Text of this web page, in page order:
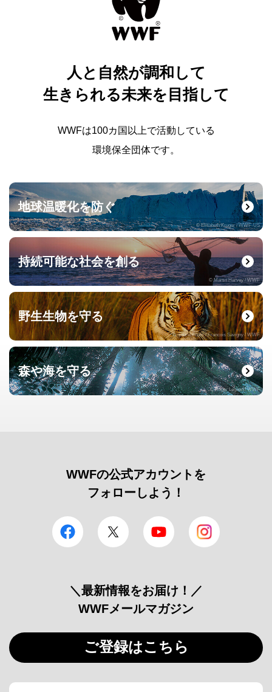
人と自然が調和して
生きられる未来を目指して
WWFは100カ国以上で活動している
環境保全団体です。
地球温暖化を防ぐ
© Elisabeth Kruger / WWF-US
持続可能な社会を創る
© Martin Harvey / WWF
野生生物を守る
© naturepl.com / Francois Savigny / WWF
森や海を守る
© Roger Leguen / WWF
WWFの公式アカウントを
フォローしよう！
facebook Twitter YouTube
＼最新情報をお届け！／
WWFメールマガジン
ご登録はこちら